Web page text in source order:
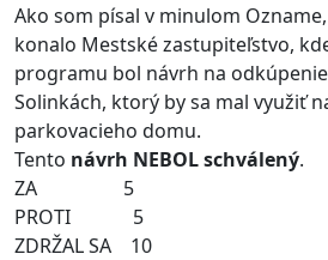
Ako som písal v minulom
konalo Mestské zastupiteľstvo,
programu bol návrh na
Solinkách, ktorý by sa mal využiť
parkovacieho domu.
Tento návrh NEBOL schválený.
ZA 5
PROTI 5
ZDRŽAL SA 10